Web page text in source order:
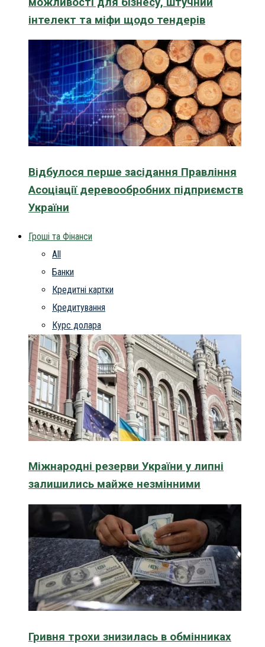
інтелект та міфи щодо тендерів
Відбулося перше засідання Правління
Асоціації деревообробних підприємств
України
Гроші та Фінанси
All
Банки
Кредитні картки
Кредитування
Курс долара
Міжнародні резерви України у липні
залишились майже незмінними
Гривня трохи знизилась в обмінниках